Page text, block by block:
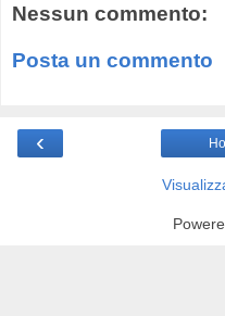
Nessun commento:
Posta un commento
‹